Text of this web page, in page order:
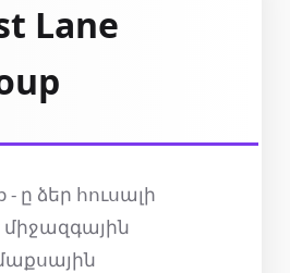
Lane
- ը ձեր հուսալի
միջազգային